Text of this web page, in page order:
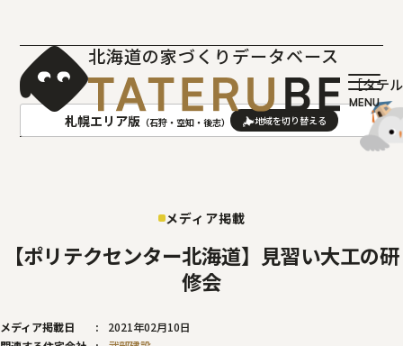
北海道の家づくりデータベース
［タテ
札幌エリア版 （石狩・空知・後志）
札幌(石狩･空知･後志)版
旭川(上川･留萌･宗谷)版
函館(渡島･檜山)版
帯広(十勝)版
釧路(釧路･根室)版
メディア掲載
【ポリテクセンター北海道】見習い大工の研
修会
メディア掲載日
2021年02月10日